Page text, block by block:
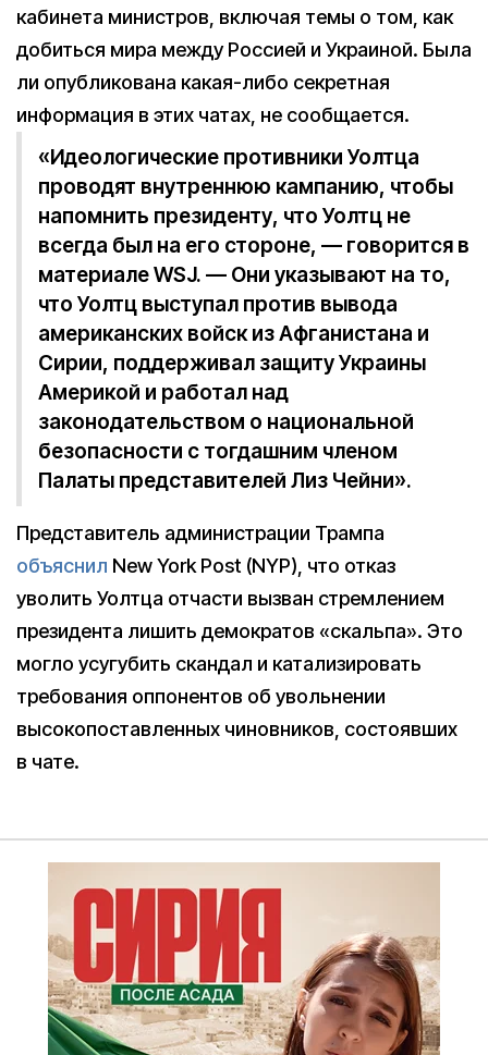
кабинета министров, включая темы о том, как
добиться мира между Россией и Украиной. Была
ли опубликована какая-либо секретная
информация в этих чатах, не сообщается.
«Идеологические противники Уолтца
проводят внутреннюю кампанию, чтобы
напомнить президенту, что Уолтц не
всегда был на его стороне, — говорится в
материале WSJ. — Они указывают на то,
что Уолтц выступал против вывода
американских войск из Афганистана и
Сирии, поддерживал защиту Украины
Америкой и работал над
законодательством о национальной
безопасности с тогдашним членом
Палаты представителей Лиз Чейни».
Представитель администрации Трампа
объяснил New York Post (NYP), что отказ
уволить Уолтца отчасти вызван стремлением
президента лишить демократов «скальпа». Это
могло усугубить скандал и катализировать
требования оппонентов об увольнении
высокопоставленных чиновников, состоявших
в чате.